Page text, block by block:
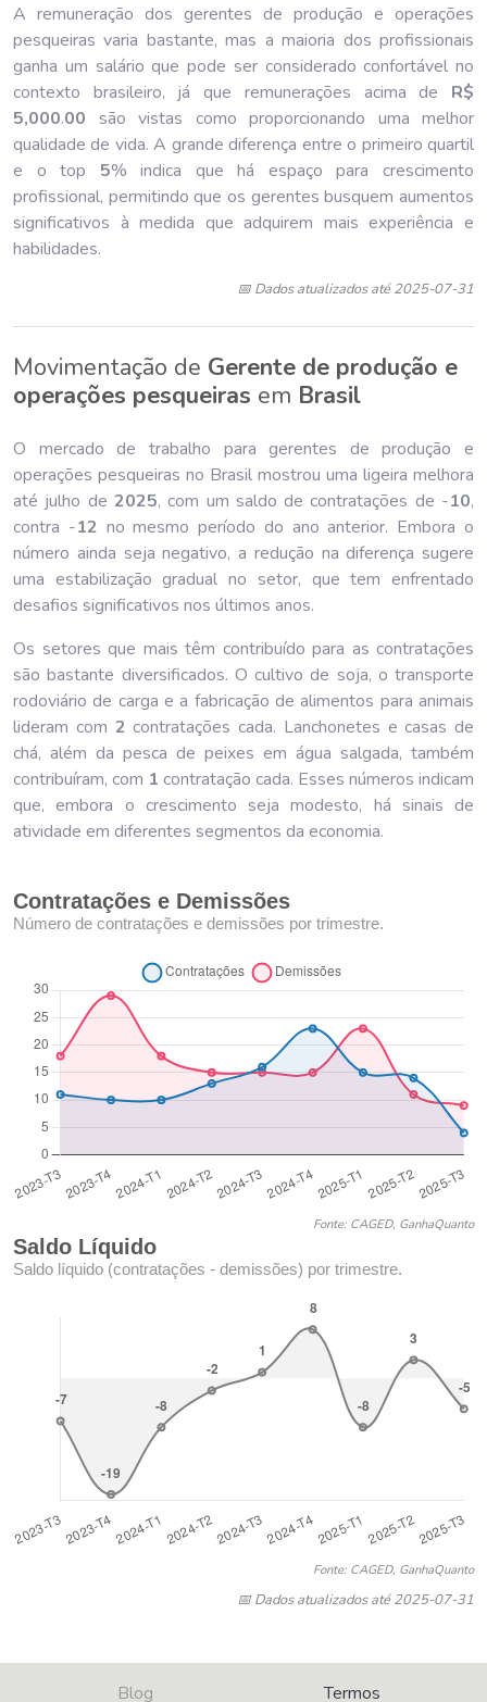
A remuneração dos gerentes de produção e operações
pesqueiras varia bastante, mas a maioria dos profissionais
ganha um salário que pode ser considerado confortável no
contexto brasileiro, já que remunerações acima de R$
5,000.00 são vistas como proporcionando uma melhor
qualidade de vida. A grande diferença entre o primeiro quartil
e o top 5% indica que há espaço para crescimento
profissional, permitindo que os gerentes busquem aumentos
significativos à medida que adquirem mais experiência e
habilidades.
📅 Dados atualizados até 2025-07-31
Movimentação de Gerente de produção e
operações pesqueiras em Brasil
O mercado de trabalho para gerentes de produção e
operações pesqueiras no Brasil mostrou uma ligeira melhora
até julho de 2025, com um saldo de contratações de -10,
contra -12 no mesmo período do ano anterior. Embora o
número ainda seja negativo, a redução na diferença sugere
uma estabilização gradual no setor, que tem enfrentado
desafios significativos nos últimos anos.
Os setores que mais têm contribuído para as contratações
são bastante diversificados. O cultivo de soja, o transporte
rodoviário de carga e a fabricação de alimentos para animais
lideram com 2 contratações cada. Lanchonetes e casas de
chá, além da pesca de peixes em água salgada, também
contribuíram, com 1 contratação cada. Esses números indicam
que, embora o crescimento seja modesto, há sinais de
atividade em diferentes segmentos da economia.
Contratações e Demissões
Número de contratações e demissões por trimestre.
Fonte: CAGED, GanhaQuanto
Saldo Líquido
Saldo líquido (contratações - demissões) por trimestre.
Fonte: CAGED, GanhaQuanto
📅 Dados atualizados até 2025-07-31
Blog Termos